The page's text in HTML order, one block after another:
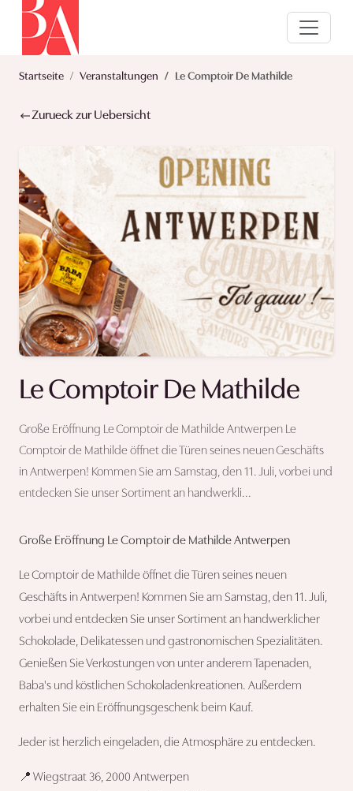
Startseite Veranstaltungen Le Comptoir De Mathilde
Zurueck zur Uebersicht
Le Comptoir De Mathilde
Große Eröffnung Le Comptoir de Mathilde Antwerpen Le
Comptoir de Mathilde öffnet die Türen seines neuen Geschäfts
in Antwerpen! Kommen Sie am Samstag, den 11. Juli, vorbei und
entdecken Sie unser Sortiment an handwerkli...
Große Eröffnung Le Comptoir de Mathilde Antwerpen
Le Comptoir de Mathilde öffnet die Türen seines neuen
Geschäfts in Antwerpen! Kommen Sie am Samstag, den 11. Juli,
vorbei und entdecken Sie unser Sortiment an handwerklicher
Schokolade, Delikatessen und gastronomischen Spezialitäten.
Genießen Sie Verkostungen von unter anderem Tapenaden,
Baba's und köstlichen Schokoladenkreationen. Außerdem
erhalten Sie ein Eröffnungsgeschenk beim Kauf.
Jeder ist herzlich eingeladen, die Atmosphäre zu entdecken.
📍 Wiegstraat 36, 2000 Antwerpen